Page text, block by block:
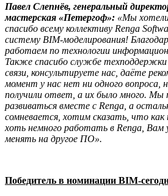
Павел Слепнёв, генеральный
мастерская «Петергоф»: «Мы
спасибо всему коллективу Renga
систему BIM-моделирования!
работаем по технологии
Также спасибо службе
связи, консультируете нас, даёте
момент у нас нет ни одного
получили ответ, а их было много. Мы
развиваться вместе с Renga, а
сомневается, хотим сказать, что как
хоть немного работать в Renga, Вам
менять на другое ПО».
Победитель в номинации BIM-